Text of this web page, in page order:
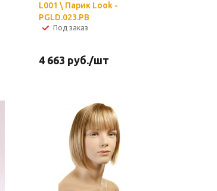
L001 \ Парик Look -
PGLD.023.PB
Под заказ
4 663 руб./шт